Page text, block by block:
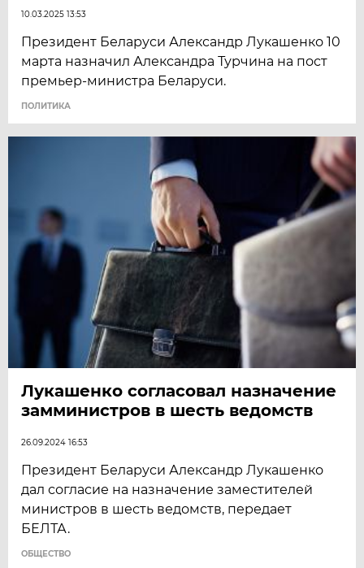
10.03.2025 13:53
Президент Беларуси Александр Лукашенко 10
марта назначил Александра Турчина на пост
премьер-министра Беларуси.
ПОЛИТИКА
Лукашенко согласовал назначение
замминистров в шесть ведомств
26.09.2024 16:53
Президент Беларуси Александр Лукашенко
дал согласие на назначение заместителей
министров в шесть ведомств, передает
БЕЛТА.
ОБЩЕСТВО